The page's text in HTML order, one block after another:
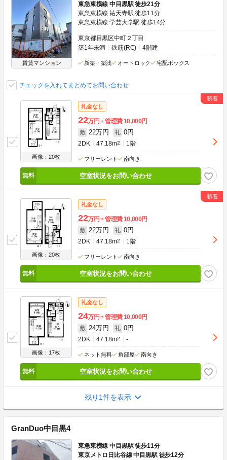
賃貸マンション
東急東横線 中目黒駅 徒歩21分
東急東横線 祐天寺駅 徒歩11分
東急東横線 学芸大学駅 徒歩14分
東京都目黒区中町２丁目
築1年未満
鉄筋(RC) 4階建
新築・築浅 オートロック 宅配ボックス
チェックを入れてまとめてお問い合わせ
画像：20枚
礼金なし
22万円 管理費10,000円
敷 22万円 礼 0円
2DK 47.18m2 1階
フリーレント 南向き
空室状況をお問い合わせ
画像：20枚
礼金なし
22万円 管理費10,000円
敷 22万円 礼 0円
2DK 47.18m2 1階
フリーレント 南向き
空室状況をお問い合わせ
画像：17枚
礼金なし
24万円 管理費10,000円
敷 24万円 礼 0円
2DK 47.18m2 -
ネット無料 角部屋 南向き
空室状況をお問い合わせ
残り1件を表示
GranDuo中目黒4
東急東横線 中目黒駅 徒歩11分
東京メトロ日比谷線 中目黒駅 徒歩12分